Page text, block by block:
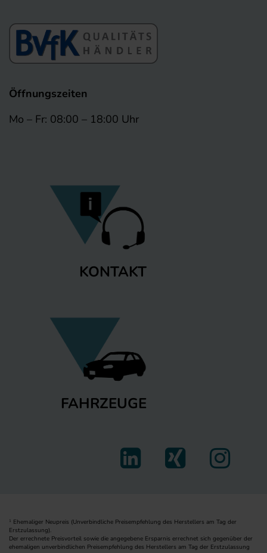
Öffnungszeiten
Mo – Fr: 08:00 – 18:00 Uhr
KONTAKT
FAHRZEUGE
1
Ehemaliger Neupreis (Unverbindliche Preisempfehlung des Herstellers am Tag der
Erstzulassung).
Der errechnete Preisvorteil sowie die angegebene Ersparnis errechnet sich gegenüber der
ehemaligen unverbindlichen Preisempfehlung des Herstellers am Tag der Erstzulassung